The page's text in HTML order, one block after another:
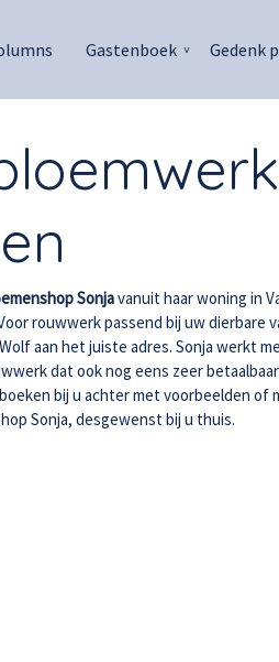
Gastenboek Gedenk
Sonjavanuit haar woning in
rouwwerk passend bij uw dierbare
aan het juiste adres. Sonja werkt
dat ook nog eens zeer
bij u achter met voorbeelden of
Sonja, desgewenst bij u thuis.